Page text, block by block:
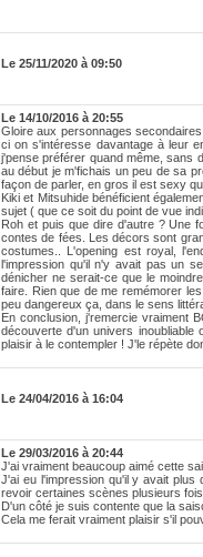
Le 25/11/2020 à 09:50
Le 14/10/2016 à 20:55
Gloire aux personnages
ci on s'intéresse davantage à leur
j'pense préférer quand même, sans
au début je m'fichais un peu de sa
façon de parler, en gros il est sexy
Kiki et Mitsuhide bénéficient
sujet ( que ce soit du point de vue
Roh et puis que dire d'autre ? Une
contes de fées. Les décors sont
costumes.. L'opening est royal,
l'impression qu'il n'y avait pas un
dénicher ne serait-ce que le
faire. Rien que de me remémorer
peu dangereux ça, dans le sens
En conclusion, j'remercie vraiment
découverte d'un univers
plaisir à le contempler ! J'le répète
Le 24/04/2016 à 16:04
Le 29/03/2016 à 20:44
J'ai vraiment beaucoup aimé cette
J'ai eu l'impression qu'il y avait
revoir certaines scènes plusieurs fois
D'un côté je suis contente que la
Cela me ferait vraiment plaisir s'il